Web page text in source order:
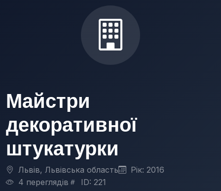
Майстри
декоративної
штукатурки
Львів, Львівська область
Рік: 2016
4 переглядів
ID: 221